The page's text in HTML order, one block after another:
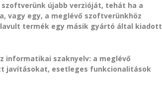
újabb verzióját, tehát ha a
vagy egy, a meglévő szoftverünkhöz
termék egy másik gyártó által kiadott
informatikai szaknyelv: a meglévő
javításokat, esetleges funkcionalitások